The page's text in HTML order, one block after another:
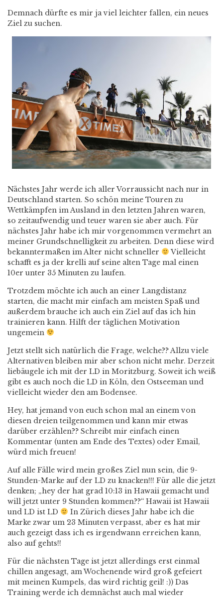
Demnach dürfte es mir ja viel leichter fallen, ein neues
Ziel zu suchen.
Nächstes Jahr werde ich aller Vorraussicht nach nur in
Deutschland starten. So schön meine Touren zu
Wettkämpfen im Ausland in den letzten Jahren waren,
so zeitaufwendig und teuer waren sie aber auch. Für
nächstes Jahr habe ich mir vorgenommen vermehrt an
meiner Grundschnelligkeit zu arbeiten. Denn diese wird
bekanntermaßen im Alter nicht schneller
Vielleicht
schafft es ja der krelli auf seine alten Tage mal einen
10er unter 35 Minuten zu laufen.
Trotzdem möchte ich auch an einer Langdistanz
starten, die macht mir einfach am meisten Spaß und
außerdem brauche ich auch ein Ziel auf das ich hin
trainieren kann. Hilft der täglichen Motivation
ungemein
Jetzt stellt sich natürlich die Frage, welche?? Allzu viele
Alternativen bleiben mir aber schon nicht mehr. Derzeit
liebäugele ich mit der LD in Moritzburg. Soweit ich weiß
gibt es auch noch die LD in Köln, den Ostseeman und
vielleicht wieder den am Bodensee.
Hey, hat jemand von euch schon mal an einem von
diesen dreien teilgenommen und kann mir etwas
darüber erzählen?? Schreibt mir einfach einen
Kommentar (unten am Ende des Textes) oder Email,
würd mich freuen!
Auf alle Fälle wird mein großes Ziel nun sein, die 9-
Stunden-Marke auf der LD zu knacken!!! Für alle die jetzt
denken; „hey der hat grad 10:13 in Hawaii gemacht und
will jetzt unter 9 Stunden kommen??“ Hawaii ist Hawaii
und LD ist LD
In Zürich dieses Jahr habe ich die
Marke zwar um 23 Minuten verpasst, aber es hat mir
auch gezeigt dass ich es irgendwann erreichen kann,
also auf gehts!!
Für die nächsten Tage ist jetzt allerdings erst einmal
chillen angesagt, am Wochenende wird groß gefeiert
mit meinen Kumpels, das wird richtig geil! :)) Das
Training werde ich demnächst auch mal wieder